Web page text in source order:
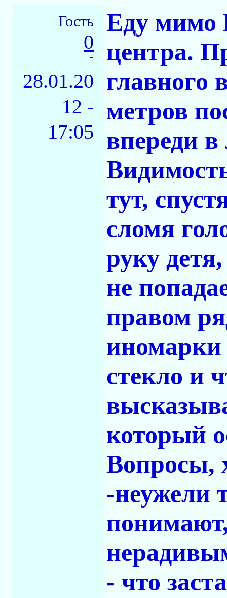
Гость
0
-
28.01.20
12 -
17:05
Еду мимо
центра.
главного
метров
впереди в
тут,
сломя
руку
не
правом
иномарки
стекло и
который
Вопросы,
-неужели
- что